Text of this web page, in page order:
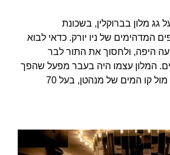
גג מלון בברוקלין, בשכונת
המדהימים של ניו יורק. כדאי לבוא
היפה, ולחסוך את התור לבר
המלון עצמו היה בעבר מפעל שהפך
במרוצת השנים למלון מול קו המים של מנהטן, בעל 70